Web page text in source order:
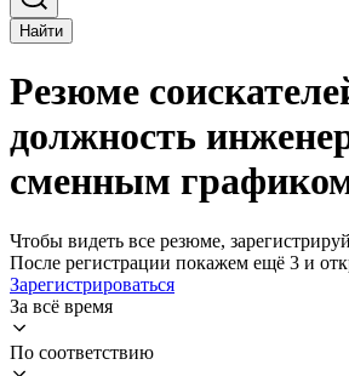
Найти
Резюме
должность
сменным
Чтобы видеть все резюме,
После регистрации покажем ещё 3 и
Зарегистрироваться
За всё время
По соответствию